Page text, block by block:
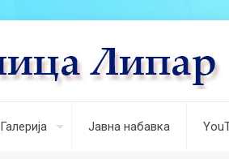
Галерија Јавна набавка